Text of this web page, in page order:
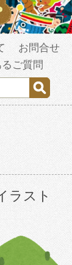
お問合せ
ご質問
ラスト